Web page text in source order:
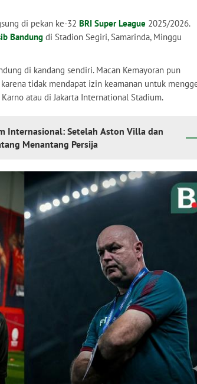
di pekan ke-32 BRI Super League 2025/2026.
Bandung di Stadion Segiri, Samarinda, Minggu
di kandang sendiri. Macan Kemayoran pun
tidak mendapat izin keamanan untuk
atau di Jakarta International Stadium.
Internasional: Setelah Aston Villa dan
Menantang Persija